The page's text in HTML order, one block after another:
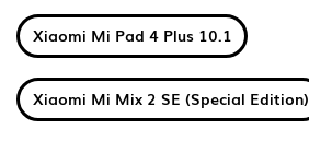
Xiaomi Mi Pad 4 Plus 10.1
Xiaomi Mi Mix 2 SE (Special Edition)